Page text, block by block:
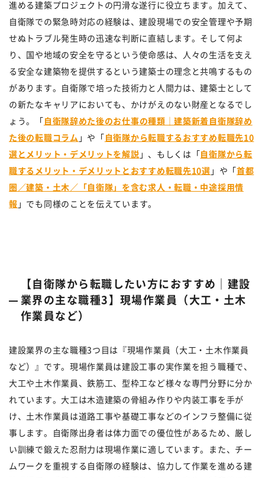
進める建築プロジェクトの円滑な遂行に役立ちます。加えて、
自衛隊での緊急時対応の経験は、建設現場での安全管理や予期
せぬトラブル発生時の迅速な判断に直結します。そして何よ
り、国や地域の安全を守るという使命感は、人々の生活を支え
る安全な建築物を提供するという建築士の理念と共鳴するもの
があります。自衛隊で培った技術力と人間力は、建築士として
の新たなキャリアにおいても、かけがえのない財産となるでし
ょう。「 自衛隊辞めた後のお仕事の種類｜建築新着自衛隊辞め
た後の転職コラム 」や「 自衛隊から転職するおすすめ転職先10
選とメリット・デメリットを解説 」、もしくは「 自衛隊から転
職するメリット・デメリットとおすすめ転職先10選 」や「 首都
圏／建築・土木／「自衛隊」を含む求人・転職・中途採用情
報 」でも同様のことを伝えています。
【自衛隊から転職したい方におすすめ｜建設
業界の主な職種3】現場作業員（大工・土木
作業員など）
建設業界の主な職種3つ目は『現場作業員（大工・土木作業員
など）』です。現場作業員は建設工事の実作業を担う職種で、
大工や土木作業員、鉄筋工、型枠工など様々な専門分野に分か
れています。大工は木造建築の骨組み作りや内装工事を手が
け、土木作業員は道路工事や基礎工事などのインフラ整備に従
事します。自衛隊出身者は体力面での優位性があるため、厳し
い訓練で鍛えた忍耐力は現場作業に適しています。また、チー
ムワークを重視する自衛隊の経験は、協力して作業を進める建